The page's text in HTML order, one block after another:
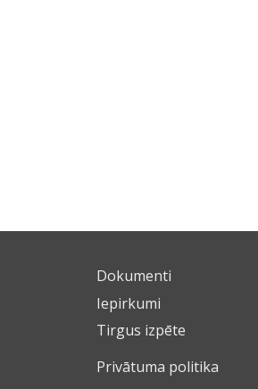
Dokumenti
Iepirkumi
Tirgus izpēte
Privātuma politika